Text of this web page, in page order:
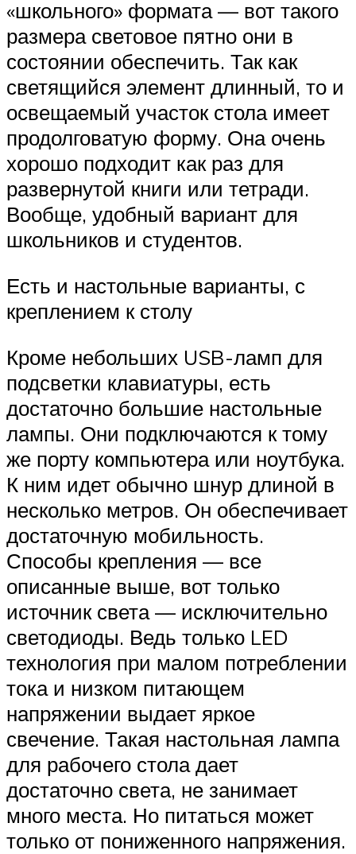
«школьного» формата — вот такого
размера световое пятно они в
состоянии обеспечить. Так как
светящийся элемент длинный, то и
освещаемый участок стола имеет
продолговатую форму. Она очень
хорошо подходит как раз для
развернутой книги или тетради.
Вообще, удобный вариант для
школьников и студентов.
Есть и настольные варианты, с
креплением к столу
Кроме небольших USB-ламп для
подсветки клавиатуры, есть
достаточно большие настольные
лампы. Они подключаются к тому
же порту компьютера или ноутбука.
К ним идет обычно шнур длиной в
несколько метров. Он обеспечивает
достаточную мобильность.
Способы крепления — все
описанные выше, вот только
источник света — исключительно
светодиоды. Ведь только LED
технология при малом потреблении
тока и низком питающем
напряжении выдает яркое
свечение. Такая настольная лампа
для рабочего стола дает
достаточно света, не занимает
много места. Но питаться может
только от пониженного напряжения.